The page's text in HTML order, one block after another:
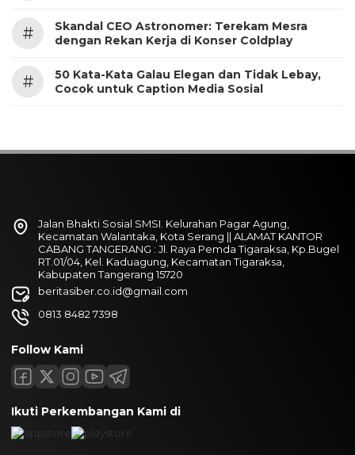
#
Skandal CEO Astronomer: Terekam Mesra
dengan Rekan Kerja di Konser Coldplay
#
50 Kata-Kata Galau Elegan dan Tidak Lebay,
Cocok untuk Caption Media Sosial
Jalan Bhakti Sosial SMSI. Kelurahan Pagar Agung,
Kecamatan Walantaka, Kota Serang || ALAMAT KANTOR
CABANG TANGERANG : Jl. Raya Pemda Tigaraksa, Kp.Bugel
RT.01/04, Kel. Kaduagung, Kecamatan Tigaraksa,
Kabupaten Tangerang 15720
beritasiber.co.id@gmail.com
0813 8482 7398
Follow Kami
Ikuti Perkembangan Kami di